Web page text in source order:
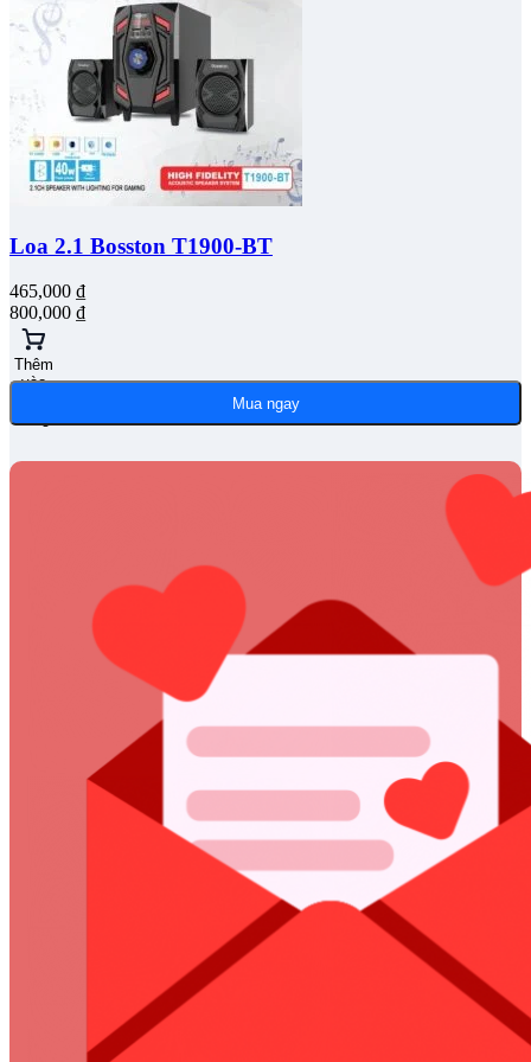
Loa 2.1 Bosston T1900-BT
465,000 ₫
800,000 ₫
Thêm
vào
Mua ngay